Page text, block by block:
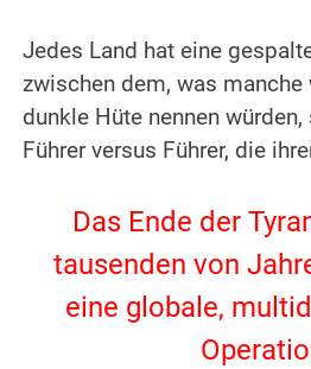
Jedes Land hat eine
zwischen dem, was manche
dunkle Hüte nennen
Führer versus Führer, die
Das Ende der
tausenden von
eine globale,